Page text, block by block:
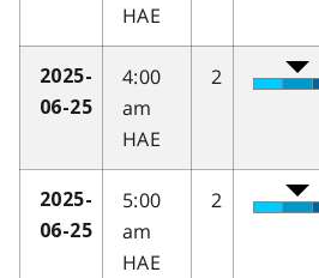
HAE
2025-
06-25
4:00
am
HAE
2
2025-
06-25
5:00
am
HAE
2